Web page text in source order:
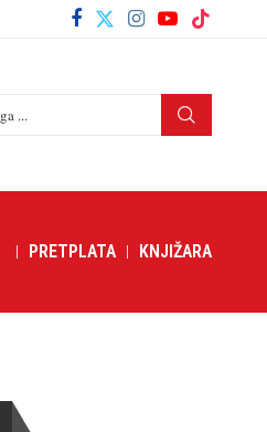
PRETPLATA KNJIŽARA